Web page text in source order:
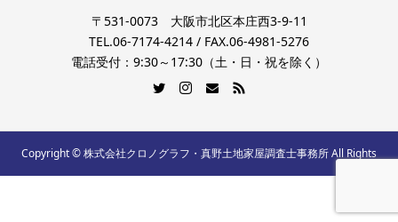
〒531-0073 大阪市北区本庄西3-9-11
TEL.06-7174-4214 / FAX.06-4981-5276
電話受付：9:30～17:30（土・日・祝を除く）
Copyright © 株式会社クロノグラフ・真野土地家屋調査士事務所 All Rights